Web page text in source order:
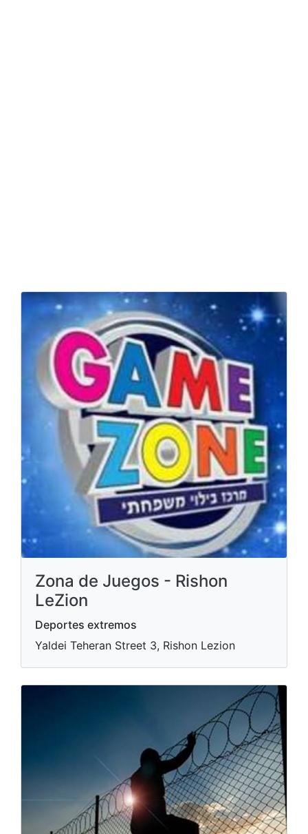
Zona de Juegos - Rishon
LeZion
Deportes extremos
Yaldei Teheran Street 3, Rishon Lezion